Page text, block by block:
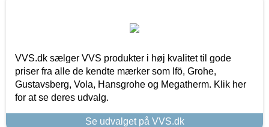
VVS.dk sælger VVS produkter i høj kvalitet til gode
priser fra alle de kendte mærker som Ifö, Grohe,
Gustavsberg, Vola, Hansgrohe og Megatherm. Klik her
for at se deres udvalg.
Se udvalget på VVS.dk